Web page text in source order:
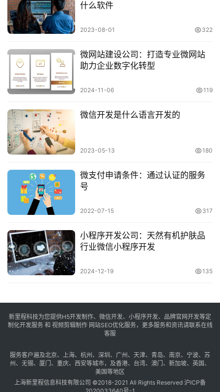
什么软件
2023-08-01 322
微网站建设公司：打造专业微网站
助力企业数字化转型
2024-11-06 119
微信开发是什么语言开发的
2023-05-13 180
微支付申请条件：通过认证的服务
号
2022-07-15 317
小程序开发公司：天然有机护肤品
行业微信小程序开发
2024-12-19 135
新里程科技为您提供H5开发制作、微信开发、小程序开发、品牌官网开发等定
制化开发服务 和 视频剪辑制作 网站SEO优化服务，更多服务和资讯请联系在线
客服
服务客户遍及北京、 上海、 杭州 、 深圳 、 广州 、 天津、 青岛、 南京、 宁波、 苏
州 、 无锡、 厦门 、 重庆、 西安等城市，及香港、 台湾、 澳门 、 新加坡、 英国 、
美国等地区
上海新里程信息科技有限公司 ©2018-2021 All Rights Reserved 沪ICP备